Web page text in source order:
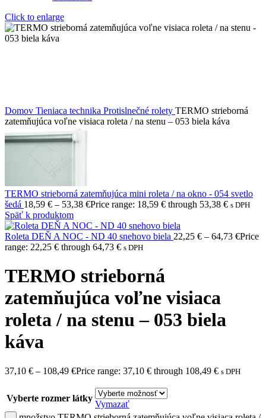
Click to enlarge
Domov Tieniaca technika Protislnečné rolety TERMO strieborná
zatemňujúca voľne visiaca roleta / na stenu – 053 biela káva
TERMO strieborná zatemňujúca mini roleta / na okno - 054 svetlo
šedá 18,59 € – 53,38 €Price range: 18,59 € through 53,38 € s DPH
Späť k produktom
Roleta DEŇ A NOC - ND 40 snehovo biela 22,25 € – 64,73 €Price
range: 22,25 € through 64,73 € s DPH
TERMO strieborná
zatemňujúca voľne visiaca
roleta / na stenu – 053 biela
káva
37,10 € – 108,49 €Price range: 37,10 € through 108,49 € s DPH
Vyberte rozmer látky
Vymazať